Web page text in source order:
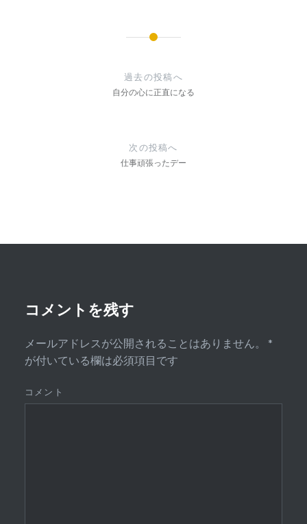
ン
過去の投稿へ
自分の心に正直になる
次の投稿へ
仕事頑張ったデー
コメントを残す
メールアドレスが公開されることはありません。
*
が付いている欄は必須項目です
コメント